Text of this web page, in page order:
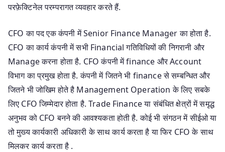
परफ़ेक्टिनेल परम्परागत व्यवहार करते हैं.
CFO का पद एक कंपनी में Senior Finance Manager का होता है.
CFO का कार्य कंपनी में सभी Financial गतिविधियों की निगरानी और
Manage करना होता है. CFO कंपनी में finance और Account
विभाग का प्रमुख होता है. कंपनी में जितने भी finance से सम्बन्धित और
जितने भी जोखिम होते है Management Operation के लिए सबके
लिए CFO जिम्मेदार होता है. Trade Finance या संबंधित क्षेत्रों में समृद्ध
अनुभव को CFO बनने की आवश्यकता होती है. कोई भी संगठन में सीईओ या
तो मुख्य कार्यकारी अधिकारी के साथ कार्य करता है या फिर CFO के साथ
मिलकर कार्य करता है .